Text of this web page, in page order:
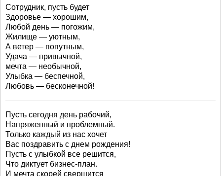
Сотрудник, пусть будет
Здоровье — хорошим,
Любой день — погожим,
Жилище — уютным,
А ветер — попутным,
Удача — привычной,
мечта — необычной,
Улыбка — беспечной,
Любовь — бесконечной!
Пусть сегодня день рабочий,
Напряженный и проблемный.
Только каждый из нас хочет
Вас поздравить с днем рождения!
Пусть с улыбкой все решится,
Что диктует бизнес-план.
И мечта скорей свершится